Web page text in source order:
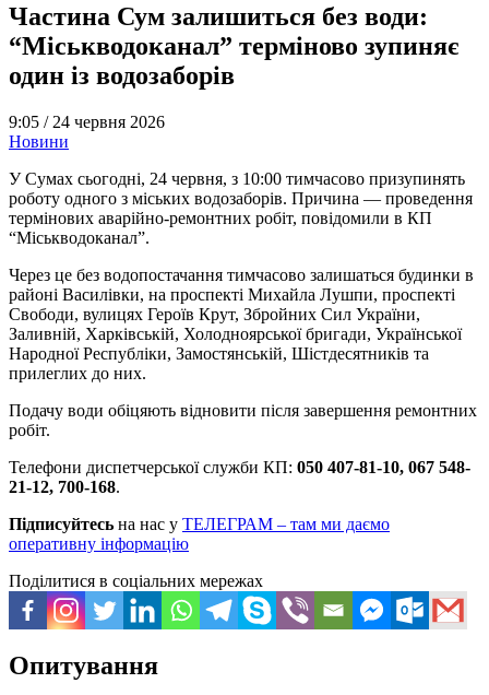
Частина Сум залишиться без води:
“Міськводоканал” терміново зупиняє
один із водозаборів
9:05 / 24 червня 2026
Новини
У Сумах сьогодні, 24 червня, з 10:00 тимчасово призупинять
роботу одного з міських водозаборів. Причина — проведення
термінових аварійно-ремонтних робіт, повідомили в КП
“Міськводоканал”.
Через це без водопостачання тимчасово залишаться будинки в
районі Василівки, на проспекті Михайла Лушпи, проспекті
Свободи, вулицях Героїв Крут, Збройних Сил України,
Заливній, Харківській, Холодноярської бригади, Української
Народної Республіки, Замостянській, Шістдесятників та
прилеглих до них.
Подачу води обіцяють відновити після завершення ремонтних
робіт.
Телефони диспетчерської служби КП: 050 407-81-10, 067 548-
21-12, 700-168.
Підписуйтесь на нас у ТЕЛЕГРАМ – там ми даємо
оперативну інформацію
Поділитися в соціальних мережах
Опитування